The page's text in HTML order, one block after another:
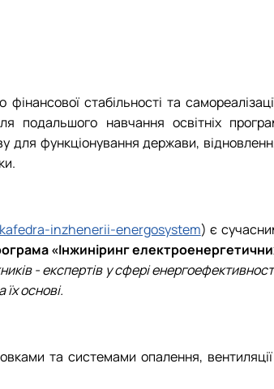
стабільності та
подальшого навчання освітніх
для функціонування держави,
inzhenerii-energosystem) є
«Інжиніринг
- експертів у сфері
основі.
та системами опалення, вентиляції